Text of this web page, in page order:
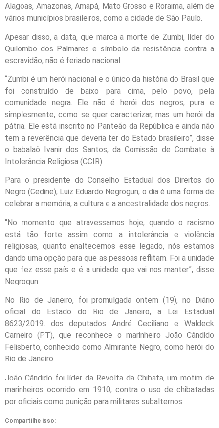
Alagoas, Amazonas, Amapá, Mato Grosso e Roraima, além de
vários municípios brasileiros, como a cidade de São Paulo.
Apesar disso, a data, que marca a morte de Zumbi, líder do
Quilombo dos Palmares e símbolo da resistência contra a
escravidão, não é feriado nacional.
“Zumbi é um herói nacional e o único da história do Brasil que
foi construído de baixo para cima, pelo povo, pela
comunidade negra. Ele não é herói dos negros, pura e
simplesmente, como se quer caracterizar, mas um herói da
pátria. Ele está inscrito no Panteão da República e ainda não
tem a reverência que deveria ter do Estado brasileiro”, disse
o babalaô Ivanir dos Santos, da Comissão de Combate à
Intolerância Religiosa (CCIR).
Para o presidente do Conselho Estadual dos Direitos do
Negro (Cedine), Luiz Eduardo Negrogun, o dia é uma forma de
celebrar a memória, a cultura e a ancestralidade dos negros.
“No momento que atravessamos hoje, quando o racismo
está tão forte assim como a intolerância e violência
religiosas, quanto enaltecemos esse legado, nós estamos
dando uma opção para que as pessoas reflitam. Foi a unidade
que fez esse país e é a unidade que vai nos manter”, disse
Negrogun.
No Rio de Janeiro, foi promulgadaontem (19), no Diário
oficial do Estado do Rio de Janeiro, a Lei Estadual
8623/2019, dos deputados André Ceciliano e Waldeck
Carneiro (PT), que reconhece o marinheiro João Cândido
Felisberto, conhecido como Almirante Negro, como herói do
Rio de Janeiro.
João Cândido foi líder da Revolta da Chibata, um motim de
marinheiros ocorrido em 1910, contra o uso de chibatadas
por oficiais como punição para militares subalternos.
Compartilhe isso: